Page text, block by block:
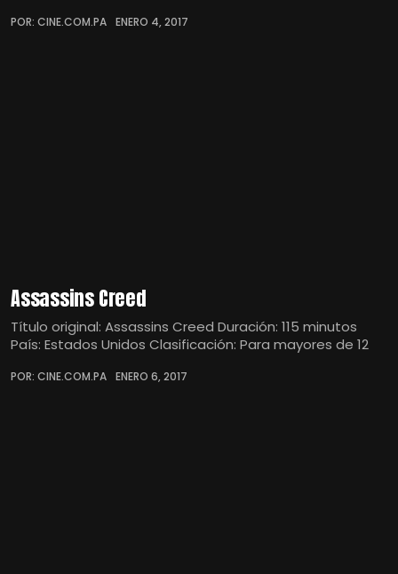
POR: CINE.COM.PA ENERO 4, 2017
Assassins Creed
Título original: Assassins Creed Duración: 115 minutos
País: Estados Unidos Clasificación: Para mayores de 12
POR: CINE.COM.PA ENERO 6, 2017